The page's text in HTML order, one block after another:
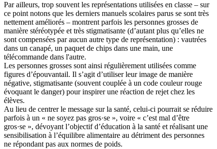
Par ailleurs, trop souvent les représentations utilisées en classe – sur
ce point notons que les derniers manuels scolaires parus se sont très
nettement améliorés – montrent parfois les personnes grosses de
manière stéréotypée et très stigmatisante (d’autant plus qu’elles ne
sont compensées par aucun autre type de représentation) : vautrées
dans un canapé, un paquet de chips dans une main, une
télécommande dans l'autre.
Les personnes grosses sont ainsi régulièrement utilisées comme
figures d’épouvantail. Il s’agit d’utiliser leur image de manière
négative, stigmatisante (souvent couplée à un code couleur rouge
évoquant le danger) pour inspirer une réaction de rejet chez les
élèves.
Au lieu de centrer le message sur la santé, celui-ci pourrait se réduire
parfois à un « ne soyez pas gros·se », voire « c’est mal d’être
gros·se », dévoyant l’objectif d’éducation à la santé et réalisant une
sensibilisation à l’équilibre alimentaire au détriment des personnes
ne répondant pas aux normes de poids.